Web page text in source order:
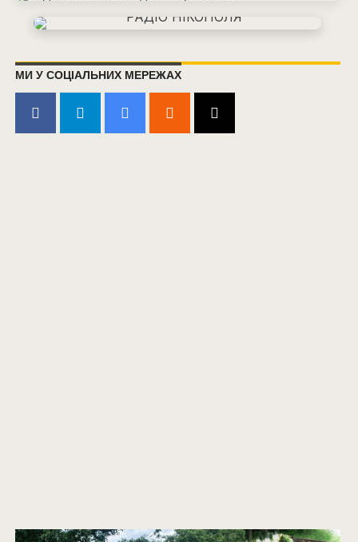
МИ У СОЦІАЛЬНИХ МЕРЕЖАХ